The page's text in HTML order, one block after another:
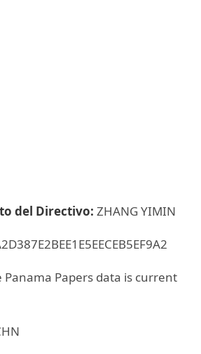
del Directivo: ZHANG YIMIN
Panama Papers data is current